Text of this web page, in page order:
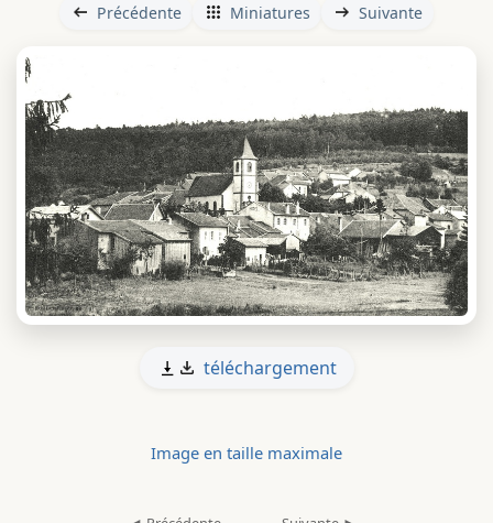
Précédente Miniatures Suivante
téléchargement
Image en taille maximale